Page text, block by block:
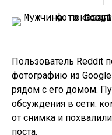
Пользователь Reddit
фотографию из
рядом с его домом.
обсуждения в сети:
от снимка и
поста.